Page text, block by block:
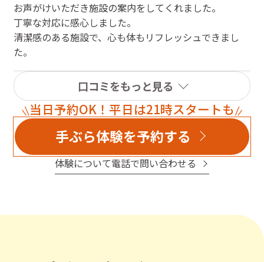
す。
宜しくお願い致します！
お声がけいただき施設の案内をしてくれました。
丁寧な対応に感心しました。
清潔感のある施設で、心も体もリフレッシュできまし
た。
口コミをもっと見る
当日予約OK！平日は21時スタートも
手ぶら体験を予約する
体験について電話で問い合わせる